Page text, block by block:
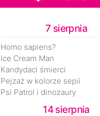
7 sierpnia
Homo sapiens?
Ice Cream Man
Kandydaci śmierci
Pejzaż w kolorze sepii
Psi Patrol i dinozaury
14 sierpnia